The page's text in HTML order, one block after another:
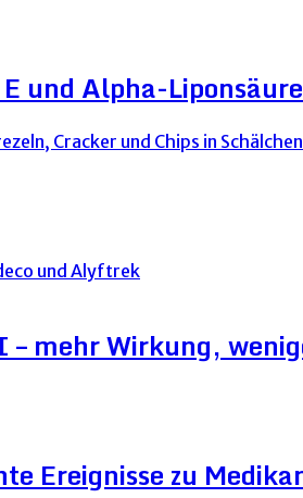
und Alpha-
mehr Wirkung,
Ereignisse zu